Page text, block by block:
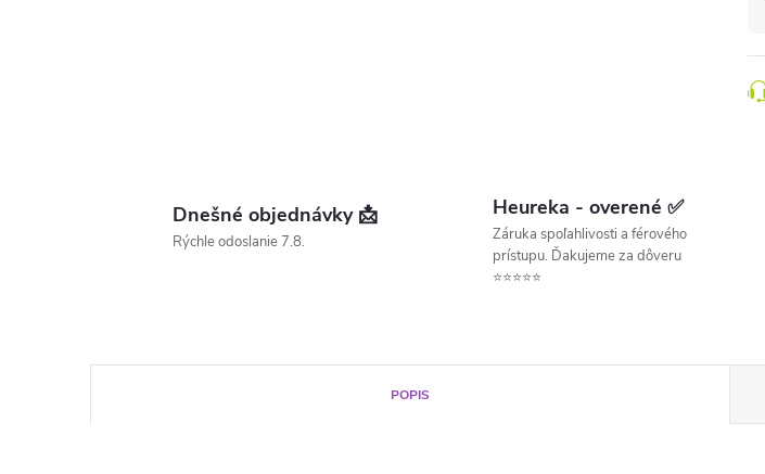
Dnešné objednávky 📩
Rýchle odoslanie 7.8.
Heureka - overené ✅
Záruka spoľahlivosti a férového
prístupu. Ďakujeme za dôveru
⭐⭐⭐⭐⭐
POPIS